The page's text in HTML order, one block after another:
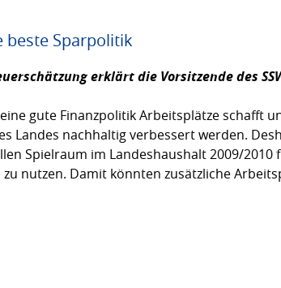
beste Sparpolitik
erklärt die Vorsitzende des
gute Finanzpolitik Arbeitsplätze schafft
Landes nachhaltig verbessert werden.
Spielraum im Landeshaushalt 2009/
nutzen. Damit könnten zusätzliche